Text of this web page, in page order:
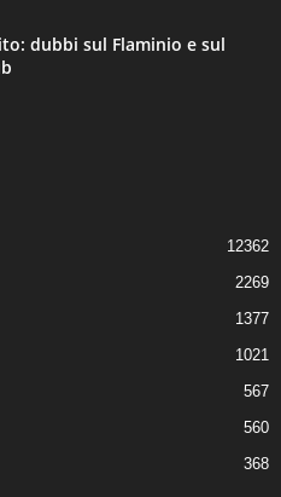
dubbi sul Flaminio e sul
12362
2269
1377
1021
567
560
368